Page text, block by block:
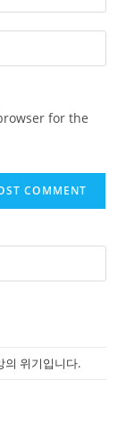
for the
의 위기입니다.